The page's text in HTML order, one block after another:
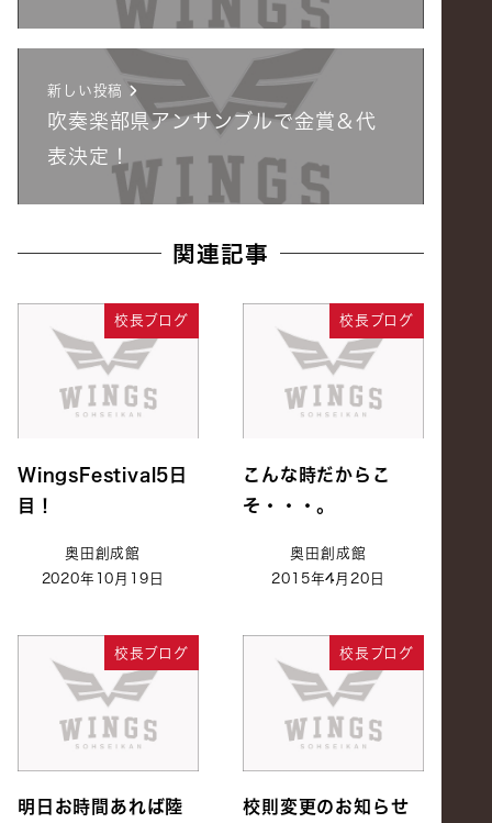
新しい投稿
吹奏楽部県アンサンブルで金賞＆代
表決定！
関連記事
校長ブログ
WingsFestival5日
目！
奥田創成館
2020年10月19日
校長ブログ
こんな時だからこ
そ・・・。
奥田創成館
2015年4月20日
校長ブログ
明日お時間あれば陸
校長ブログ
校則変更のお知らせ